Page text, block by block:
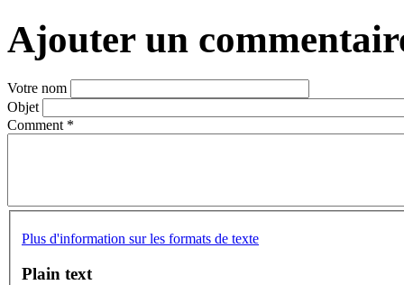
Ajouter un
Votre nom
Objet
Comment *
Plus d'information sur les formats de texte
Plain text